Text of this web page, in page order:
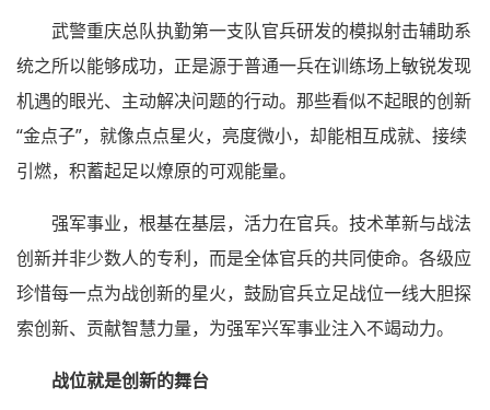
武警重庆总队执勤第一支队官兵研发的模拟射击辅助系
统之所以能够成功，正是源于普通一兵在训练场上敏锐发现
机遇的眼光、主动解决问题的行动。那些看似不起眼的创新
“金点子”，就像点点星火，亮度微小，却能相互成就、接续
引燃，积蓄起足以燎原的可观能量。
强军事业，根基在基层，活力在官兵。技术革新与战法
创新并非少数人的专利，而是全体官兵的共同使命。各级应
珍惜每一点为战创新的星火，鼓励官兵立足战位一线大胆探
索创新、贡献智慧力量，为强军兴军事业注入不竭动力。
战位就是创新的舞台